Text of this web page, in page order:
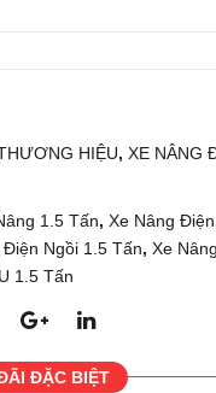
HIỆU, XE NÂNG
1.5 Tấn, Xe Nâng Điện
Điện Ngồi 1.5 Tấn, Xe
1.5 Tấn
ĐẶC BIỆT